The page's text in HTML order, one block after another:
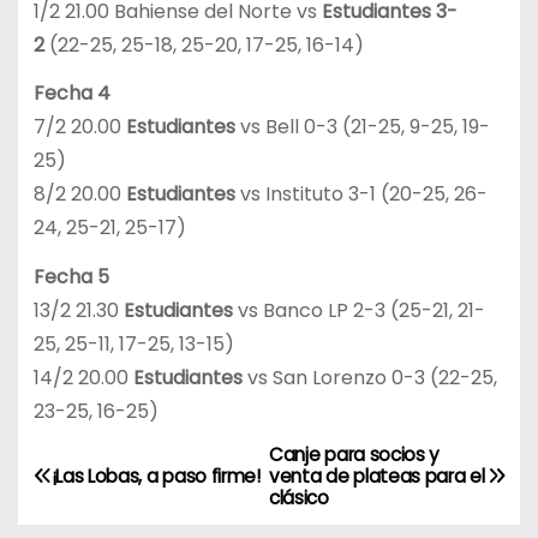
1/2 21.00 Bahiense del Norte vs Estudiantes 3-
2(22-25, 25-18, 25-20, 17-25, 16-14)
Fecha 4
7/2 20.00 Estudiantesvs Bell 0-3 (21-25, 9-25, 19-
25)
8/2 20.00 Estudiantesvs Instituto 3-1 (20-25, 26-
24, 25-21, 25-17)
Fecha 5
13/2 21.30 Estudiantesvs Banco LP 2-3 (25-21, 21-
25, 25-11, 17-25, 13-15)
14/2 20.00 Estudiantesvs San Lorenzo 0-3 (22-25,
23-25, 16-25)
N
Canje para socios y
venta de plateas para el
clásico
¡Las Lobas, a paso firme!